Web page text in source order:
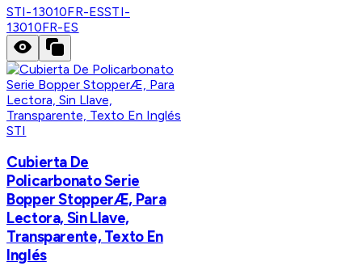
STI-13010FR-ESSTI-
13010FR-ES
STI
Cubierta De
Policarbonato Serie
Bopper StopperÆ, Para
Lectora, Sin Llave,
Transparente, Texto En
Inglés